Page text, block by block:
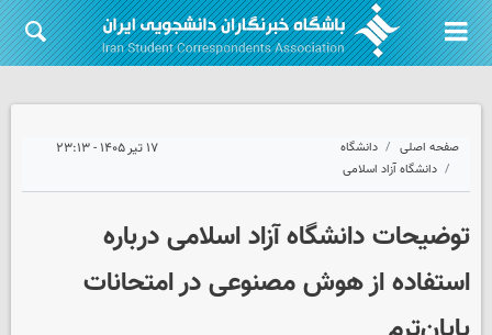
صفحه اصلی
دانشگاه
دانشگاه آزاد اسلامی
۱۷ تیر ۱۴۰۵ - ۲۳:۱۳
توضیحات دانشگاه آزاد اسلامی درباره
استفاده از هوش مصنوعی در امتحانات